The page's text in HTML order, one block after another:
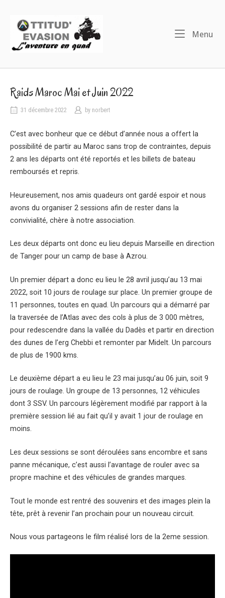
content
Home
Menu
Raids Maroc Mai et Juin 2022
31 décembre 2022 by norbert
C’est avec bonheur que ce début d’année nous a offert la
possibilité de partir au Maroc sans trop de contraintes, depuis
2 ans les départs ont été reportés et les billets de bateau
remboursés et repris.
Heureusement, nos amis quadeurs ont gardé espoir et nous
avons du organiser 2 sessions afin de rester dans la
convivialité, chère à notre association.
Les deux départs ont donc eu lieu depuis Marseille en direction
de Tanger pour un camp de base à Azrou.
Un premier départ a donc eu lieu le 28 avril jusqu’au 13 mai
2022, soit 10 jours de roulage sur place. Un premier groupe de
11 personnes, toutes en quad. Un parcours qui a démarré par
la traversée de l’Atlas avec des cols à plus de 3 000 mètres,
pour redescendre dans la vallée du Dadès et partir en direction
des dunes de l’erg Chebbi et remonter par Midelt. Un parcours
de plus de 1900 kms.
Le deuxième départ a eu lieu le 23 mai jusqu’au 06 juin, soit 9
jours de roulage. Un groupe de 13 personnes, 12 véhicules
dont 3 SSV. Un parcours légèrement modifié par rapport à la
première session lié au fait qu’il y avait 1 jour de roulage en
moins.
Les deux sessions se sont déroulées sans encombre et sans
panne mécanique, c’est aussi l’avantage de rouler avec sa
propre machine et des véhicules de grandes marques.
Tout le monde est rentré des souvenirs et des images plein la
tête, prêt à revenir l’an prochain pour un nouveau circuit.
Nous vous partageons le film réalisé lors de la 2eme session.